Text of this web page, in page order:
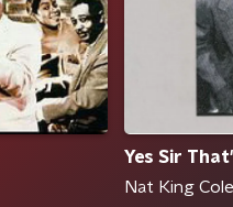
Yes Sir
Nat King Cole